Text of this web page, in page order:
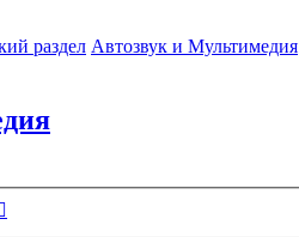
раздел Автозвук и Мультимедия